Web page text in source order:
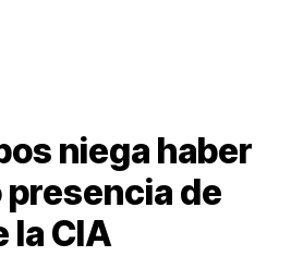
niega haber
de
la CIA